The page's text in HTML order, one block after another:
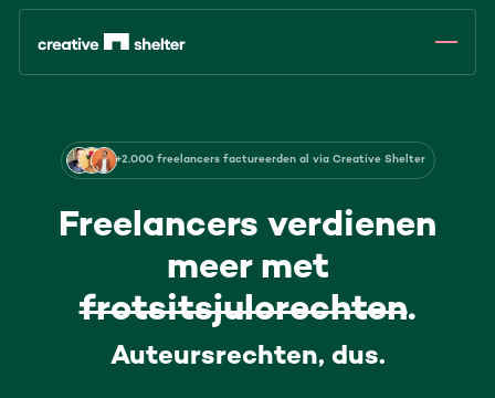
+2.000 freelancers factureerden al via Creative Shelter
Freelancers verdienen
meer met
frotsitsjulorechten.
Auteursrechten, dus.